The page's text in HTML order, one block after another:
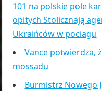
101 na polskie pole
opitych Stolicznają
Ukraińców w pociagu
Vance potwierdza,
mossadu
Burmistrz Nowego